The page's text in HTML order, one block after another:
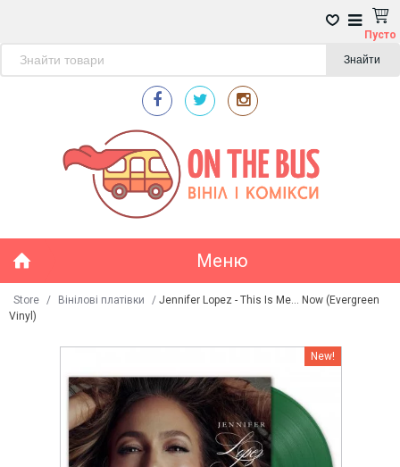
Пусто
Знайти
Меню
Store / Вінілові платівки / Jennifer Lopez - This Is Me... Now (Evergreen
Vinyl)
New!